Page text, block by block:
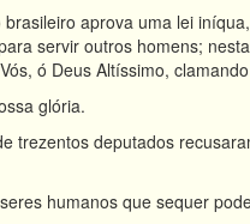
aprova uma lei
servir outros homens;
ó Deus Altíssimo,
glória.
trezentos deputados
humanos que sequer